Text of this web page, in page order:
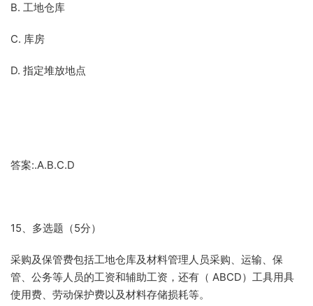
B. 工地仓库
C. 库房
D. 指定堆放地点
答案:.A.B.C.D
15、多选题（5分）
采购及保管费包括工地仓库及材料管理人员采购、运输、保
管、公务等人员的工资和辅助工资，还有（ ABCD）工具用具
使用费、劳动保护费以及材料存储损耗等。